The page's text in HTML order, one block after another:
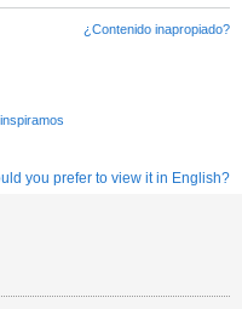
¿Contenido inapropiado?
you prefer to view it in English?